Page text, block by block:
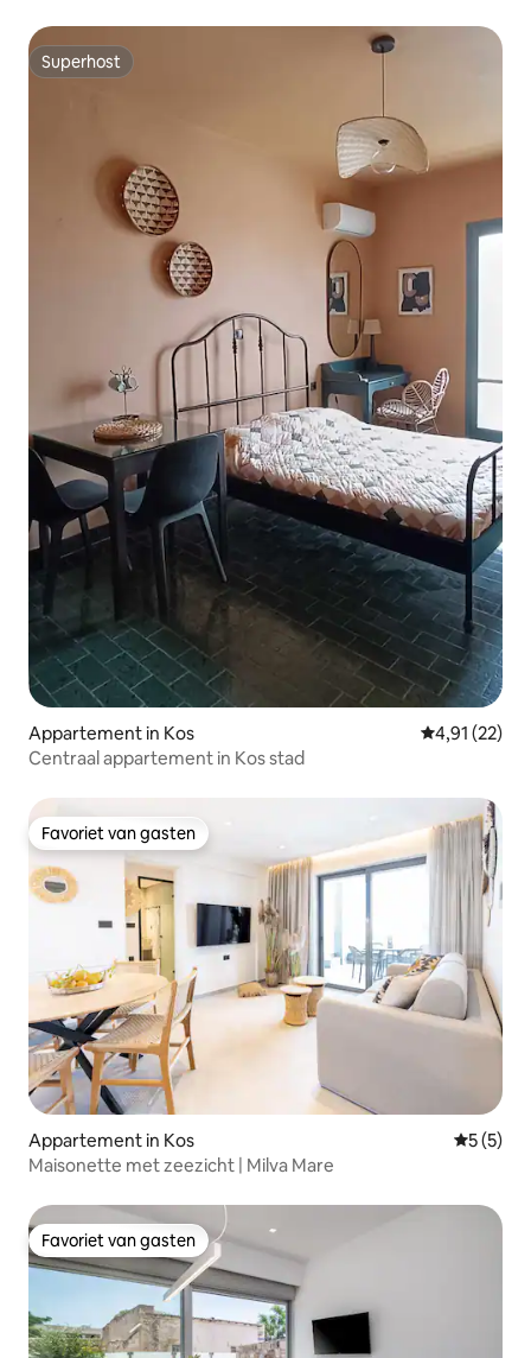
Superhost
Superhost
Appartement in Kos Gemiddelde
4,91 (22)
Centraal appartement in Kos stad
Favoriet van gasten
Favoriet van gasten
Appartement in Kos
5 (5)
Maisonette met zeezicht | Milva Mare
Favoriet van gasten
Favoriet van gasten